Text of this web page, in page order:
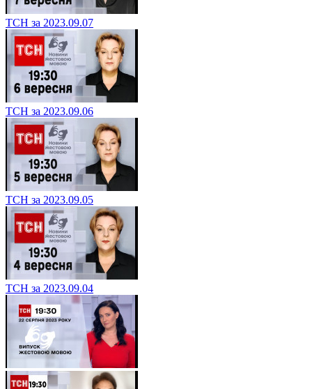
ТСН за 2023.09.07
ТСН за 2023.09.06
ТСН за 2023.09.05
ТСН за 2023.09.04